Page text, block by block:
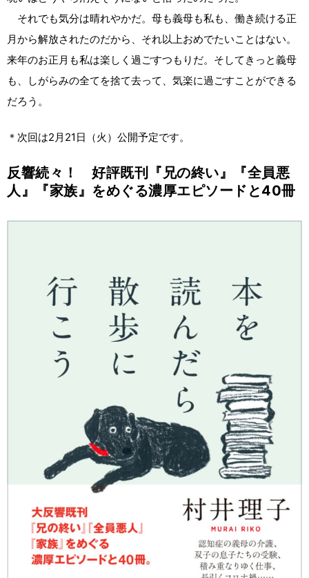
それでも気分は晴れやかだ。母も義母も私も、働き続ける正
月から解放されたのだから、それ以上おめでたいことはない。
来年のお正月も私は楽しく過ごすつもりだ。そしてきっと義母
も、しがらみの全てを捨て去って、気楽に過ごすことができる
だろう。
＊次回は2月21日（火）公開予定です。
反響続々！ 好評既刊『兄の終い』『全員悪
人』『家族』をめぐる濃厚エピソードと40冊